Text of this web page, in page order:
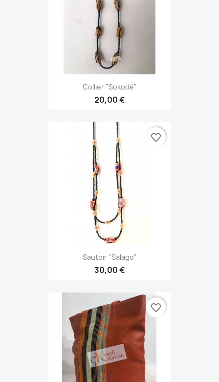
Collier "Sokodé"
20,00 €
Sautoir "Salago"
30,00 €
favorite_border
favorite_border